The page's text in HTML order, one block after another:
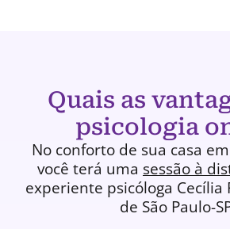
Quais as
psicologia
No conforto de sua casa em
você terá uma sessão à
experiente psicóloga Cecília
de São Paulo-